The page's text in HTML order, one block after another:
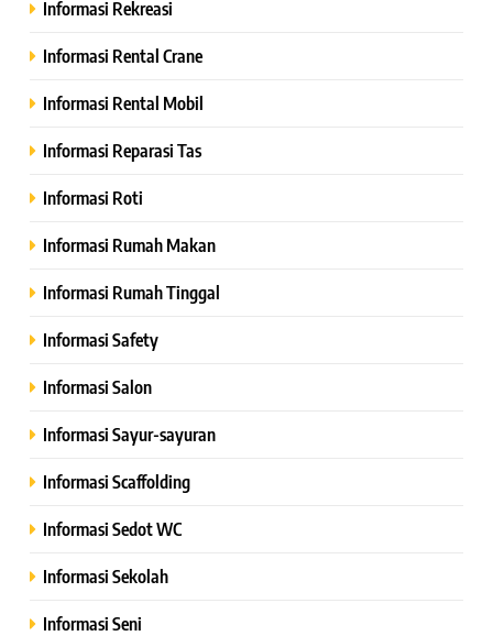
Informasi Rekreasi
Informasi Rental Crane
Informasi Rental Mobil
Informasi Reparasi Tas
Informasi Roti
Informasi Rumah Makan
Informasi Rumah Tinggal
Informasi Safety
Informasi Salon
Informasi Sayur-sayuran
Informasi Scaffolding
Informasi Sedot WC
Informasi Sekolah
Informasi Seni